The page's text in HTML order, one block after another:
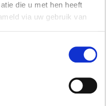
die u met hen heeft
via uw gebruik van